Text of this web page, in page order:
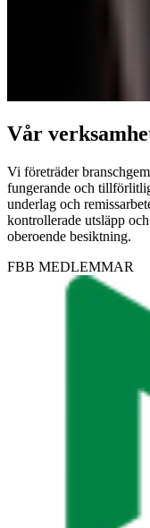
Vår
Vi företräder
fungerande och
underlag och
kontrollerade utsläpp
oberoende besiktning.
FBB MEDLEMMAR